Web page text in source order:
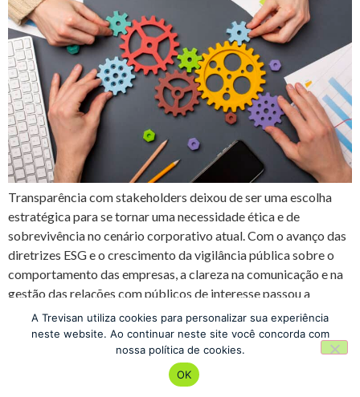
Transparência com stakeholders deixou de ser uma escolha
estratégica para se tornar uma necessidade ética e de
sobrevivência no cenário corporativo atual. Com o avanço das
diretrizes ESG e o crescimento da vigilância pública sobre o
comportamento das empresas, a clareza na comunicação e na
gestão das relações com públicos de interesse passou a
determinar […]
Escola de Negócios
Todos os direitos reservados
A Trevisan utiliza cookies para personalizar sua experiência
neste website. Ao continuar neste site você concorda com
nossa política de cookies.
OK